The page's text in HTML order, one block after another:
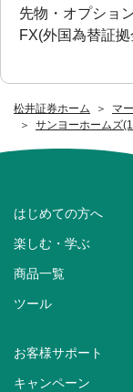
松井証券ホーム
マ
サンヨーホームズ
先物・オプショ
FX(外国為替証
はじめての方へ
楽しむ・学ぶ
商品一覧
ツール
お客様サポート
キャンペーン